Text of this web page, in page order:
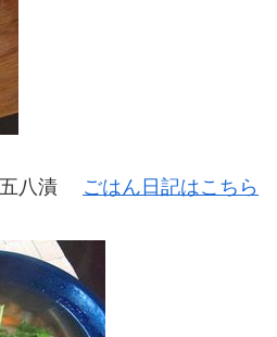
五八漬 ごはん日記はこちら